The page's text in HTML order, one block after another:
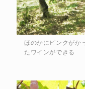
ほのかにピンクがか
たワインができる